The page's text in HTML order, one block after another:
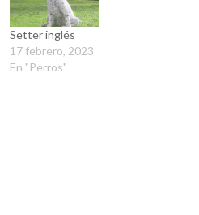
Setter inglés
17 febrero, 2023
En "Perros"